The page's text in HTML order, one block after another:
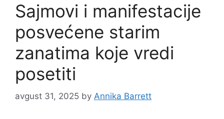
Sajmovi i manifestacije
posvećene starim
zanatima koje vredi
posetiti
avgust 31, 2025 by Annika Barrett